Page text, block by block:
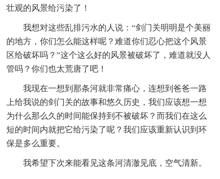
壮观的风景给污染了！
我想对这些乱排污水的人说：“剑门关明明是个美丽
的地方，你们怎么能这样呢？难道你们忍心把这个风景
区给破坏吗？”这个这么好的风景被破坏了，难道就没人
管吗？你们也太荒唐了吧！
我现在一想到那条河就非常痛心，连想到爸爸一路
上给我说的剑门关的故事和悠久历史，我们应该想一想
为什么那么久的时间能保持到不被破坏？而我们在这么
短的时间内就把它给污染了呢？我们应该重新认识到环
保是多么重要。
我希望下次来能看见这条河清澈见底，空气清新。